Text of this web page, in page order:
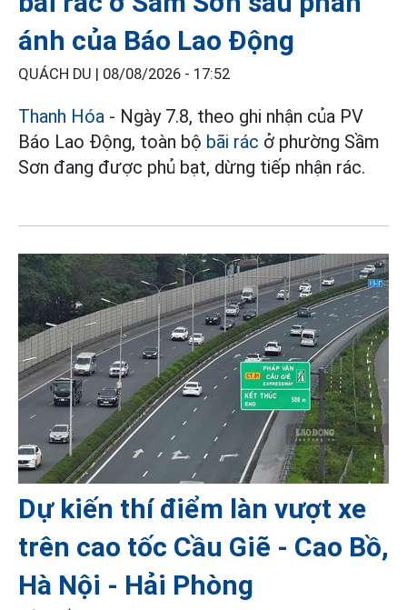
ánh của Báo Lao Động
QUÁCH DU | 08/08/2026 - 17:52
Thanh Hóa - Ngày 7.8, theo ghi nhận của PV
Báo Lao Động, toàn bộ bãi rác ở phường Sầm
Sơn đang được phủ bạt, dừng tiếp nhận rác.
Dự kiến thí điểm làn vượt xe
trên cao tốc Cầu Giẽ - Cao Bồ,
Hà Nội - Hải Phòng